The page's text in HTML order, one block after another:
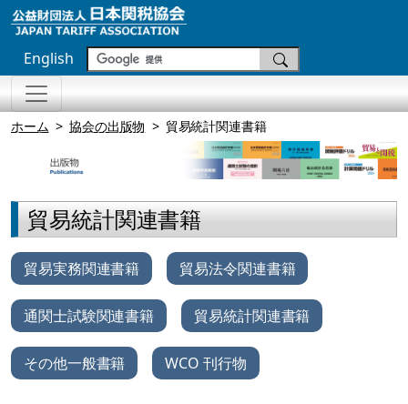
English
ホーム 協会の出版物 貿易統計関連書籍
貿易統計関連書籍
貿易実務関連書籍 貿易法令関連書籍
通関士試験関連書籍 貿易統計関連書籍
その他一般書籍 WCO 刊行物